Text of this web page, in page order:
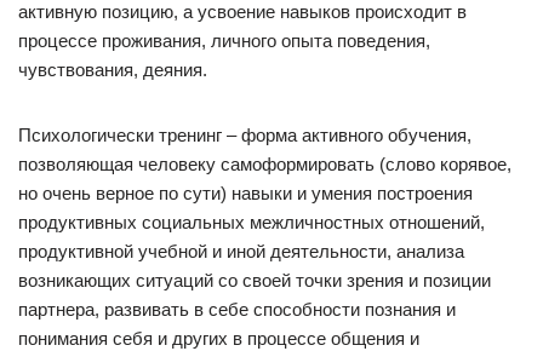
активную позицию, а усвоение навыков происходит в
процессе проживания, личного опыта поведения,
чувствования, деяния.
Психологически тренинг – форма активного обучения,
позволяющая человеку самоформировать (слово корявое,
но очень верное по сути) навыки и умения построения
продуктивных социальных межличностных отношений,
продуктивной учебной и иной деятельности, анализа
возникающих ситуаций со своей точки зрения и позиции
партнера, развивать в себе способности познания и
понимания себя и других в процессе общения и